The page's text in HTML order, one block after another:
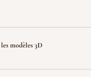
? faites le nous
modèles 3D
recherchez (jeux,